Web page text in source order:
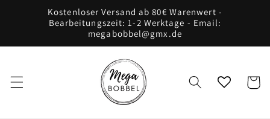
Kostenloser Versand ab 80€ Warenwert -
Bearbeitungszeit: 1-2 Werktage - Email:
megabobbel@gmx.de